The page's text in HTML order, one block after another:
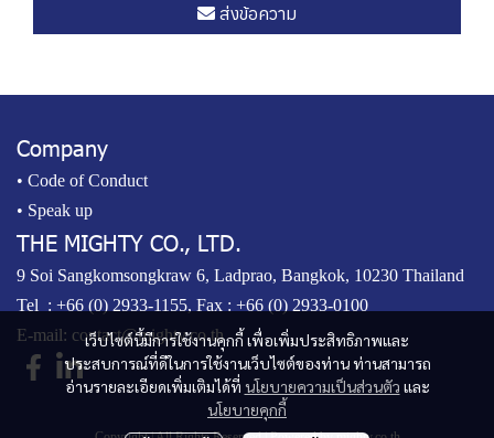
ส่งข้อความ
เว็บไซต์นี้มีการใช้งานคุกกี้ เพื่อเพิ่มประสิทธิภาพและ
ประสบการณ์ที่ดีในการใช้งานเว็บไซต์ของท่าน ท่านสามารถ
อ่านรายละเอียดเพิ่มเติมได้ที่ นโยบายความเป็นส่วนตัว และ
นโยบายคุกกี้
Company
• Code of Conduct
• Speak up
THE MIGHTY CO., LTD.
9 Soi Sangkomsongkraw 6, Ladprao, Bangkok, 10230 Thailand
Tel : +66 (0) 2933-1155, Fax : +66 (0) 2933-0100
E-mail: contact@mighty.co.th